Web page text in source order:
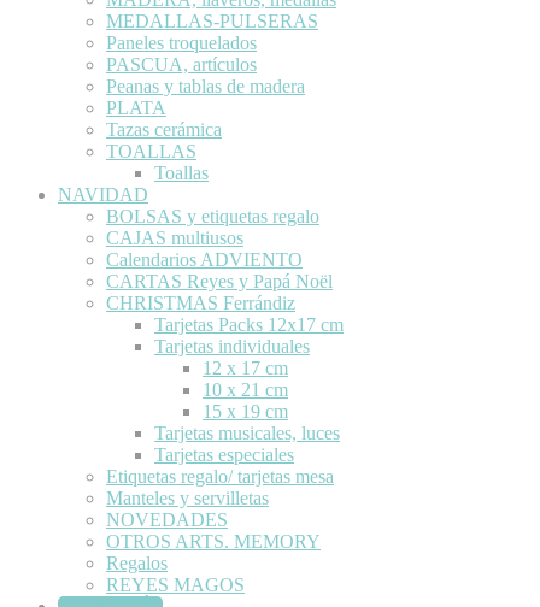
MEDALLAS-PULSERAS
Paneles troquelados
PASCUA, artículos
Peanas y tablas de madera
PLATA
Tazas cerámica
TOALLAS
Toallas
NAVIDAD
BOLSAS y etiquetas regalo
CAJAS multiusos
Calendarios ADVIENTO
CARTAS Reyes y Papá Noël
CHRISTMAS Ferrándiz
Tarjetas Packs 12x17 cm
Tarjetas individuales
12 x 17 cm
10 x 21 cm
15 x 19 cm
Tarjetas musicales, luces
Tarjetas especiales
Etiquetas regalo/ tarjetas mesa
Manteles y servilletas
NOVEDADES
OTROS ARTS. MEMORY
Regalos
REYES MAGOS